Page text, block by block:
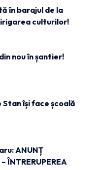
în barajul de la
culturilor!
nou în șantier!
Stan își face școală
ANUNȚ
ÎNTRERUPEREA